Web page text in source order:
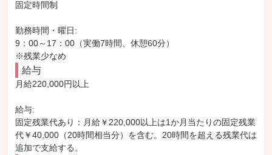
固定時間制
勤務時間・曜日:
9：00～17：00（実働7時間、休憩60分）
※残業少なめ
給与
月給220,000円以上
給与:
固定残業代あり：月給￥220,000以上は1か月当たりの固定残業
代￥40,000（20時間相当分）を含む。20時間を超える残業代は
追加で支給する。